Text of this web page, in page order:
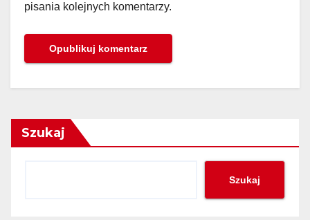
pisania kolejnych komentarzy.
Szukaj
Szukaj